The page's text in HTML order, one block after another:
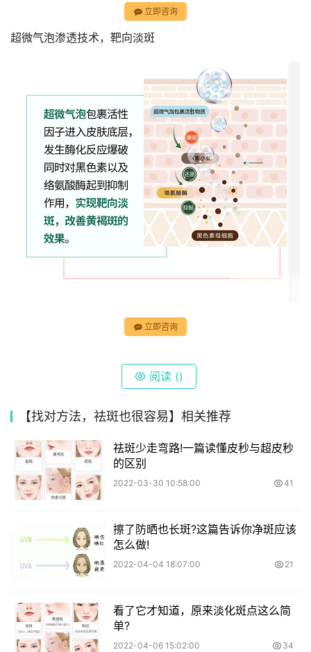
立即咨询
超微气泡渗透技术，靶向淡斑
立即咨询
阅读 ()
【找对方法，祛斑也很容易】相关推荐
祛斑少走弯路!一篇读懂皮秒与超皮秒
的区别
2022-03-30 10:58:00 41
擦了防晒也长斑?这篇告诉你净斑应该
怎么做!
2022-04-04 18:07:00 21
看了它才知道，原来淡化斑点这么简
单?
2022-04-06 15:02:00 34